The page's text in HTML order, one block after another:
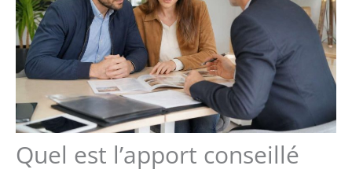
Quel est l’apport conseillé